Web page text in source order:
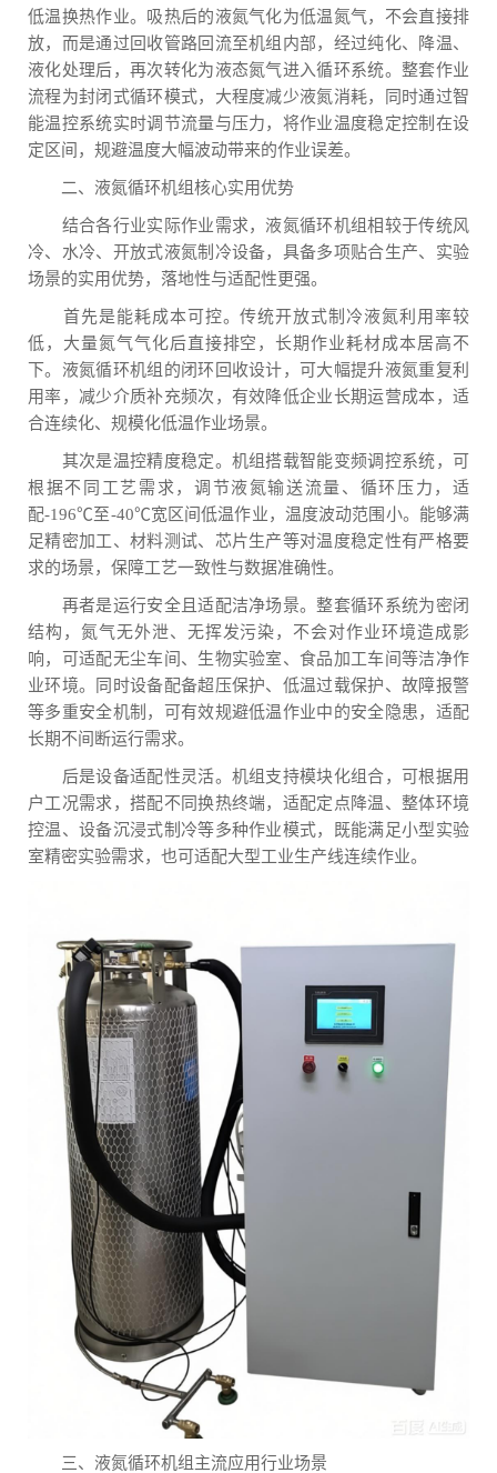
低温换热作业。吸热后的液氮气化为低温氮气，不会直接排
放，而是通过回收管路回流至机组内部，经过纯化、降温、
液化处理后，再次转化为液态氮气进入循环系统。整套作业
流程为封闭式循环模式，大程度减少液氮消耗，同时通过智
能温控系统实时调节流量与压力，将作业温度稳定控制在设
定区间，规避温度大幅波动带来的作业误差。
二、液氮循环机组核心实用优势
结合各行业实际作业需求，液氮循环机组相较于传统风
冷、水冷、开放式液氮制冷设备，具备多项贴合生产、实验
场景的实用优势，落地性与适配性更强。
首先是能耗成本可控。传统开放式制冷液氮利用率较
低，大量氮气气化后直接排空，长期作业耗材成本居高不
下。液氮循环机组的闭环回收设计，可大幅提升液氮重复利
用率，减少介质补充频次，有效降低企业长期运营成本，适
合连续化、规模化低温作业场景。
其次是温控精度稳定。机组搭载智能变频调控系统，可
根据不同工艺需求，调节液氮输送流量、循环压力，适
配-196℃至-40℃宽区间低温作业，温度波动范围小。能够满
足精密加工、材料测试、芯片生产等对温度稳定性有严格要
求的场景，保障工艺一致性与数据准确性。
再者是运行安全且适配洁净场景。整套循环系统为密闭
结构，氮气无外泄、无挥发污染，不会对作业环境造成影
响，可适配无尘车间、生物实验室、食品加工车间等洁净作
业环境。同时设备配备超压保护、低温过载保护、故障报警
等多重安全机制，可有效规避低温作业中的安全隐患，适配
长期不间断运行需求。
后是设备适配性灵活。机组支持模块化组合，可根据用
户工况需求，搭配不同换热终端，适配定点降温、整体环境
控温、设备沉浸式制冷等多种作业模式，既能满足小型实验
室精密实验需求，也可适配大型工业生产线连续作业。
三、液氮循环机组主流应用行业场景